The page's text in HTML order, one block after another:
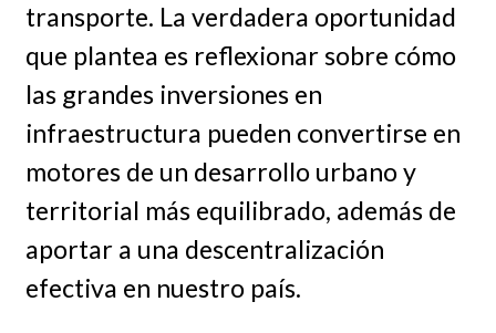
transporte. La verdadera oportunidad
que plantea es reflexionar sobre cómo
las grandes inversiones en
infraestructura pueden convertirse en
motores de un desarrollo urbano y
territorial más equilibrado, además de
aportar a una descentralización
efectiva en nuestro país.